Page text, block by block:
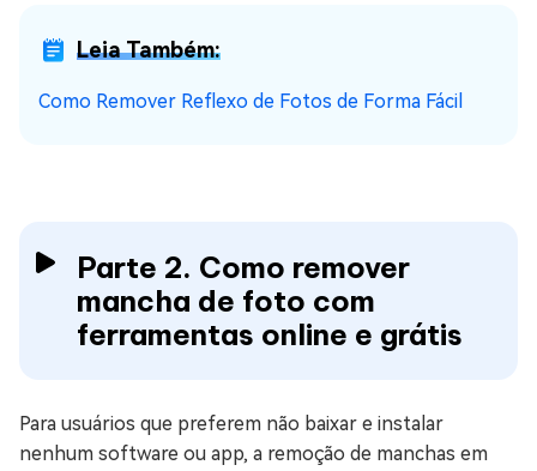
Leia Também:
Como Remover Reflexo de Fotos de Forma Fácil
Parte 2. Como remover
mancha de foto com
ferramentas online e grátis
Para usuários que preferem não baixar e instalar
nenhum software ou app, a remoção de manchas em